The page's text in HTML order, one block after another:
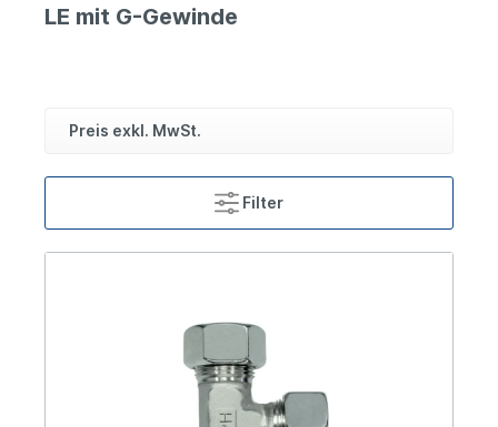
LE mit G-Gewinde
Preis exkl. MwSt.
Filter